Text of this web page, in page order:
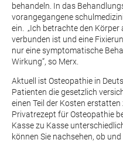
behandeln. In das
vorangegangene
ein. „Ich betrachte den
verbunden ist und eine
nur eine symptomatische
Wirkung“, so Merx.
Aktuell ist Osteopathie in
Patienten die gesetzlich
einen Teil der Kosten
Privatrezept für Osteopathie
Kasse zu Kasse
können Sie nachsehen, ob